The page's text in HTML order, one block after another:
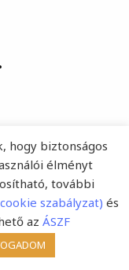
hogy biztonságos
élményt
további
szabályzat) és
az ÁSZF